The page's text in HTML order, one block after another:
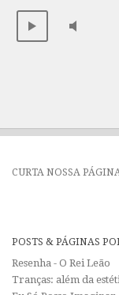
CURTA NOSSA
POSTS & PÁGINAS
Resenha - O Rei Leão
Tranças: além da